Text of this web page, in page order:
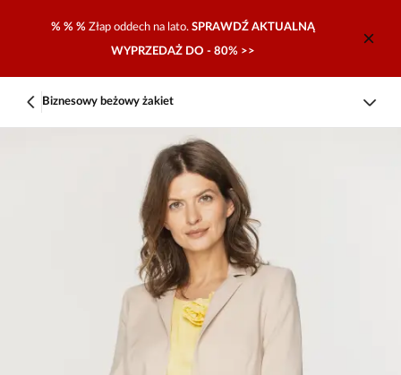
% % % Złap oddech na lato. SPRAWDŹ AKTUALNĄ
WYPRZEDAŻ DO - 80% >>
Biznesowy beżowy żakiet